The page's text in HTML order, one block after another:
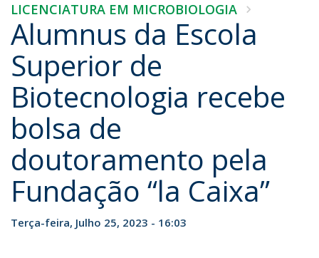
LICENCIATURA EM MICROBIOLOGIA
Alumnus da Escola
Superior de
Biotecnologia recebe
bolsa de
doutoramento pela
Fundação “la Caixa”
Terça-feira, Julho 25, 2023 - 16:03